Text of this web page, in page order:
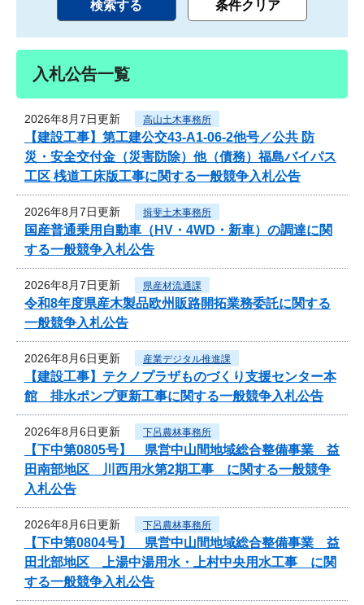
入札公告一覧
2026年8月7日更新 高山土木事務所
【建設工事】第工建公交43-A1-06-2他号／公共 防
災・安全交付金（災害防除）他（債務）福島バイパス
工区 桟道工床版工事に関する一般競争入札公告
2026年8月7日更新 揖斐土木事務所
国産普通乗用自動車（HV・4WD・新車）の調達に関
する一般競争入札公告
2026年8月7日更新 県産材流通課
令和8年度県産木製品欧州販路開拓業務委託に関する
一般競争入札公告
2026年8月6日更新 産業デジタル推進課
【建設工事】テクノプラザものづくり支援センター本
館 排水ポンプ更新工事に関する一般競争入札公告
2026年8月6日更新 下呂農林事務所
【下中第0805号】 県営中山間地域総合整備事業 益
田南部地区 川西用水第2期工事 に関する一般競争
入札公告
2026年8月6日更新 下呂農林事務所
【下中第0804号】 県営中山間地域総合整備事業 益
田北部地区 上湯中湯用水・上村中央用水工事 に関
する一般競争入札公告